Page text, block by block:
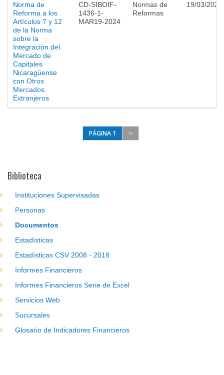
Norma de
Reforma a los
Artículos 7 y 12
de la Norma
sobre la
Integración del
Mercado de
Capitales
Nicaragüense
con Otros
Mercados
Extranjeros
CD-SIBOIF-
1436-1-
MAR19-2024
Normas de
Reformas
19/03/2024
PÁGINA 1 ››
Biblioteca
Instituciones Supervisadas
Personas
Documentos
Estadísticas
Estadísticas CSV 2008 - 2018
Informes Financieros
Informes Financieros Serie de Excel
Servicios Web
Sucursales
Glosario de Indicadores Financieros